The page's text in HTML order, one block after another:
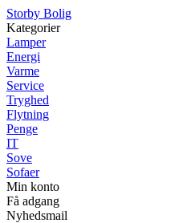
Storby Bolig
Kategorier
Lamper
Energi
Varme
Service
Tryghed
Flytning
Penge
IT
Sove
Sofaer
Min konto
Få adgang
Nyhedsmail